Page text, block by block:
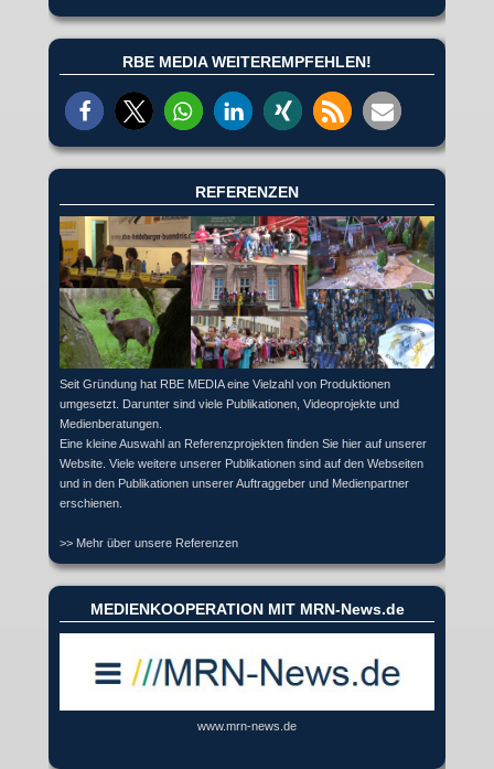
RBE MEDIA WEITEREMPFEHLEN!
REFERENZEN
Seit Gründung hat RBE MEDIA eine Vielzahl von Produktionen
umgesetzt. Darunter sind viele Publikationen, Videoprojekte und
Medienberatungen.
Eine kleine Auswahl an Referenzprojekten finden Sie hier auf unserer
Website. Viele weitere unserer Publikationen sind auf den Webseiten
und in den Publikationen unserer Auftraggeber und Medienpartner
erschienen.
>> Mehr über unsere Referenzen
MEDIENKOOPERATION MIT MRN-News.de
www.mrn-news.de